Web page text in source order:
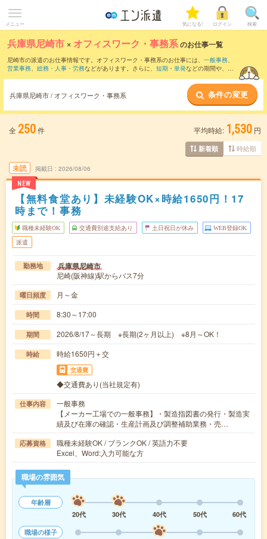
メニュー 気になる! ログイン 検索
兵庫県尼崎市 × オフィスワーク・事務系のお仕事一覧
尼崎市の派遣のお仕事情報です。オフィスワーク・事務系のお仕事には、 一般事務、
営業事務、 総務・人事・労務などがあります。さらに、 短期 ・ 単発などの期間や、 職
兵庫県尼崎市 / オフィスワーク・事務系 条件の変更
全 250件 平均時給: 1,530 円
新着順 時給順
未読
NEW
掲載日 2026/08/06
【無料食堂あり】未経験OK×時給1650円！17
時まで！事務
職種未経験OK 交通費別途支給あり 土日祝日が休み WEB登録OK
派遣
勤務地 兵庫県尼崎市
尼崎(阪神線)駅からバス7分
曜日頻度 月～金
時間 8:30～17:00
期間 2026/8/17～長期 ※長期(2ヶ月以上) ※8月～OK！
時給 時給1650円＋交
交通費
◆交通費あり(当社規定有)
仕事内容
一般事務
【メーカー工場での一般事務】・製造指図書の発行・製造実
績及び在庫の確認・生産計画及び調整補助業務・売…
応募資格
職種未経験OK / ブランクOK / 英語力不要
Excel、Word:入力可能な方
職場の雰囲気
年齢層
20代
30代 40代 50代
60代
職場の様子